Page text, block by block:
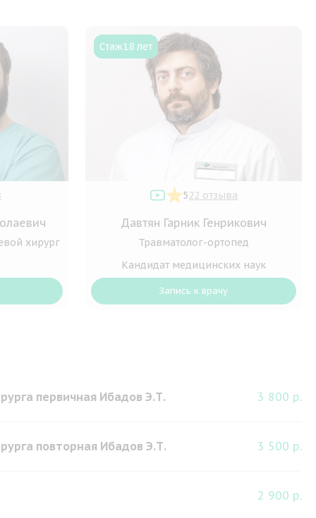
хирург
Стаж18 лет
522 отзыва
Давтян Гарник Генрикович
Травматолог-ортопед
Кандидат медицинских наук
Запись к врачу
3 800 р.
первичная Ибадов Э.Т.
3 500 р.
повторная Ибадов Э.Т.
2 900 р.